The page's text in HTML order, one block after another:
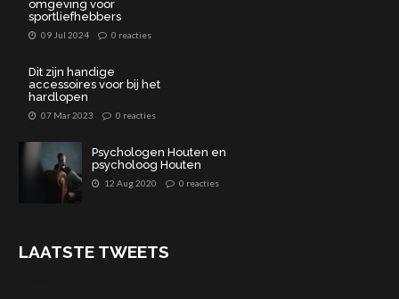
omgeving voor
sportliefhebbers
09 Jul 2024 0 reacties
Dit zijn handige
accessoires voor bij het
hardlopen
07 Mar 2023 0 reacties
Psychologen Houten en
psycholoog Houten
12 Aug 2020 0 reacties
LAATSTE TWEETS